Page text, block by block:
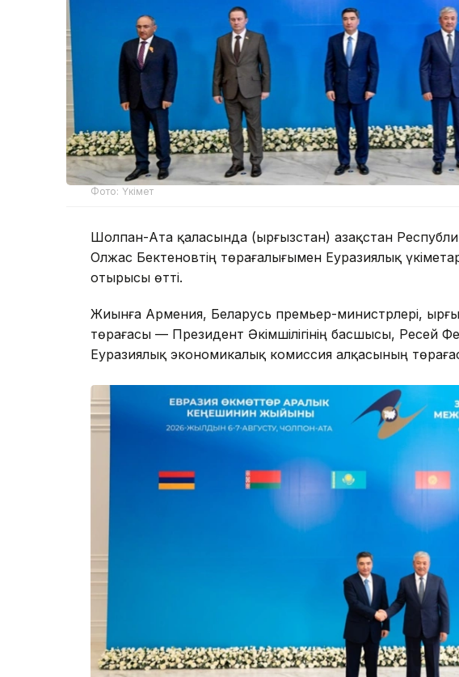
Фото: Үкімет
Шолпан-Ата қаласында (Қырғызстан) Қазақстан
Олжас Бектеновтің төрағалығымен Еуразиялық
отырысы өтті.
Жиынға Армения, Беларусь премьер-министрлері,
төрағасы — Президент Әкімшілігінің басшысы, Ресей
Еуразиялық экономикалық комиссия алқасының